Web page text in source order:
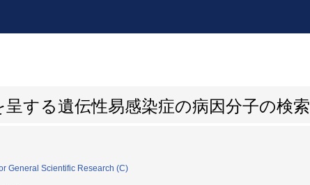
する遺伝性易感染症の病因分子の検索
General Scientific Research (C)